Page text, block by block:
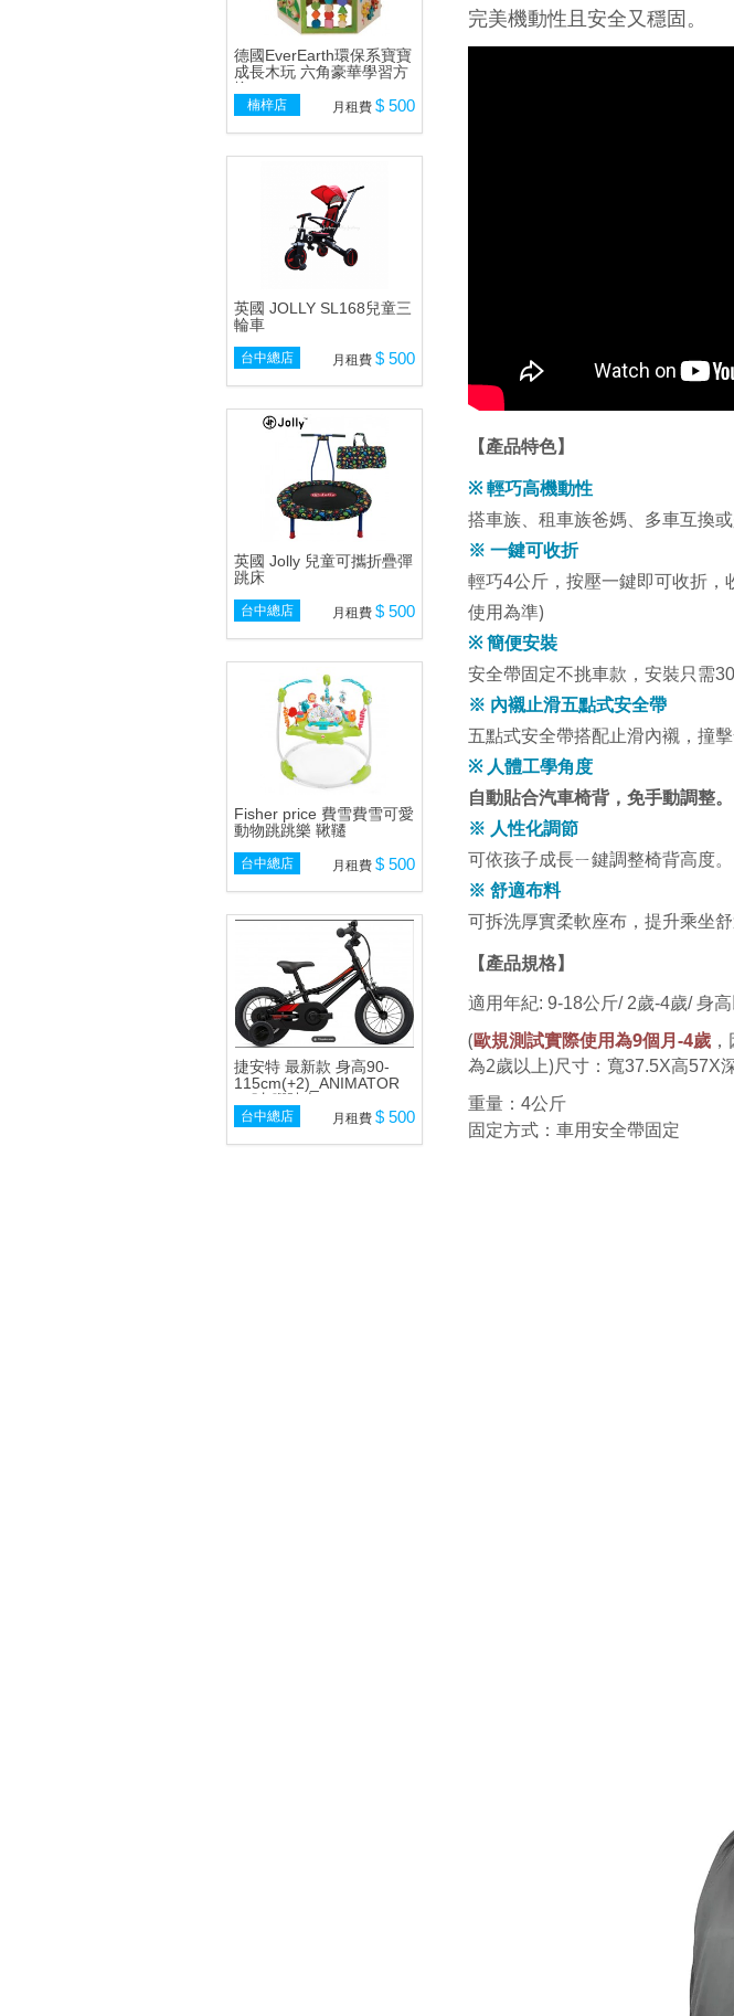
德國EverEarth環保系寶寶
成長木玩 六角豪華學習方
塊
楠梓店 月租費 $ 500
英國 JOLLY SL168兒童三
輪車
台中總店 月租費 $ 500
英國 Jolly 兒童可攜折疊彈
跳床
台中總店 月租費 $ 500
Fisher price 費雪費雪可愛
動物跳跳樂 鞦韆
台中總店 月租費 $ 500
捷安特 最新款 身高90-
115cm(+2)_ANIMATOR
12吋 腳踏車
台中總店 月租費 $ 500
完美機動性且 安全又穩固。
【產品特色】
※輕巧高機動性
搭車族、租車族爸媽、多車互換
※ 一鍵可收折
輕巧4公斤，按壓一鍵即可收折，
使用為準)
※ 簡便安裝
安全帶固定不挑車款，安裝只需30
※ 內襯止滑五點式安全帶
五點式安全帶搭配止滑內襯，撞
※ 人體工學角度
自動貼合汽車椅背，免手動調整。
※ 人性化調節
可依孩子成長ㄧ鍵調整椅背高度。
※ 舒適布料
可拆洗厚實柔軟座布，提升乘坐舒
【產品規格】
適用年紀: 9-18公斤/ 2歲-4歲/身
(歐規測試實際使用為9個月-4歲
為2歲以上)尺寸 ：寬37.5X高57X
重量 ：4公斤
固定方式 ：車用安全帶固定